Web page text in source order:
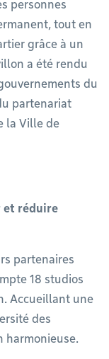
personnes
tout en
grâce à un
a été rendu
du
partenariat
la Ville de
et réduire
partenaires
18 studios
Accueillant une
des
harmonieuse.